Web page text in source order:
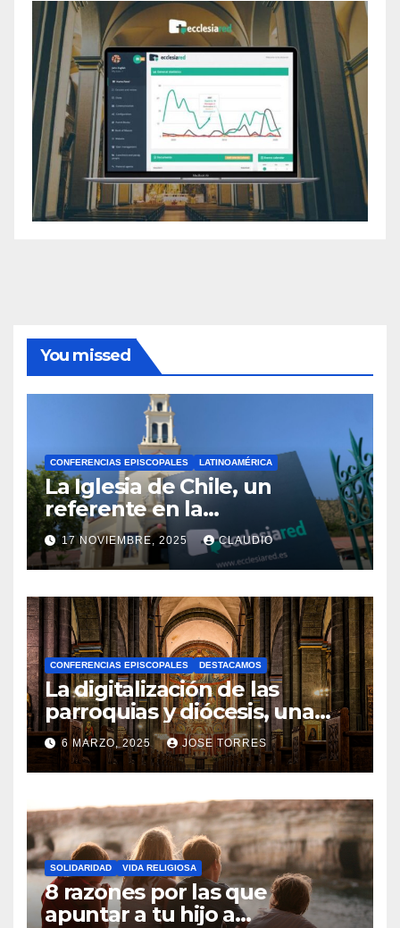
You missed
CONFERENCIAS EPISCOPALES LATINOAMÉRICA
La Iglesia de Chile, un
referente en la
transformación digital
gracias a Ecclesiared
17 NOVIEMBRE, 2025 CLAUDIO
N
O
H
A
Y
C
O
M
N
T
A
R
I
CONFERENCIAS EPISCOPALES DESTACAMOS
La digitalización de las
parroquias y diócesis, una
realidad ya para el futuro de
la Iglesia
6 MARZO, 2025 JOSE TORRES
N
O
H
A
Y
SOLIDARIDAD VIDA RELIGIOSA
8 razones por las que
apuntar a tu hijo a